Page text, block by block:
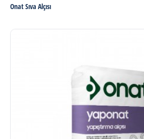
Onat Sıva Alçısı